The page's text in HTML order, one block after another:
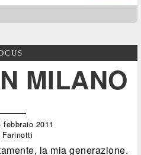
MILANO
febbraio 2011
Farinotti
la mia generazione.